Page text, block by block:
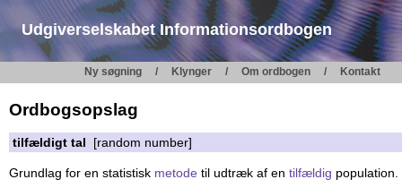
Udgiverselskabet Informationsordbogen
Ny søgning Klynger Om ordbogen Kontakt
Ordbogsopslag
tilfældigt tal [random number]
Grundlag for en statistisk metode til udtræk af en tilfældig population.